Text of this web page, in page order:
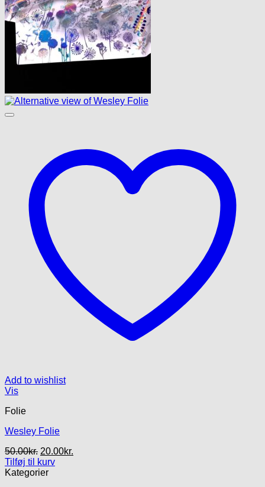
Add to wishlist
Vis
Folie
Wesley Folie
50.00kr. Den
oprindelige
pris
20.00kr.
Tilføj til kurv
Kategorier